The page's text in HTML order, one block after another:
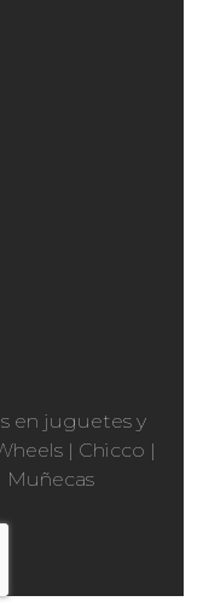
en juguetes y
| Chicco |
Muñecas